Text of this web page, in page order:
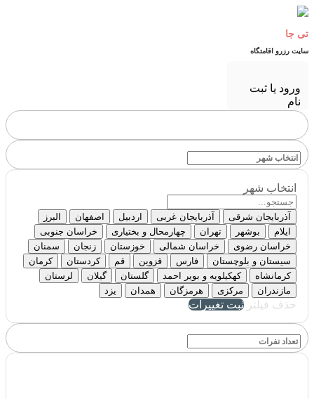
تی جا
سایت رزرو اقامتگاه
ورود یا ثبت
نام
انتخاب شهر
آذربایجان شرقی آذربایجان غربی اردبیل اصفهان
البرز
ایلام
بوشهر تهران چهارمحال و بختیاری
خراسان جنوبی
خراسان رضوی
خراسان شمالی خوزستان زنجان
سمنان
سیستان و بلوچستان
فارس قزوین قم کردستان
کرمان
کرمانشاه
کهکیلویه و بویر احمد گلستان گیلان
لرستان
مازندران
مرکزی هرمزگان همدان یزد
حذف فیلتر ثبت تغییرات